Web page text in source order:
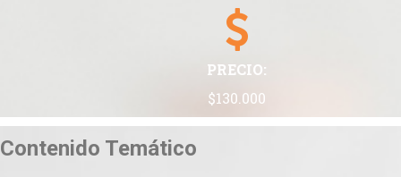
PRECIO:
$130.000
Contenido Temático